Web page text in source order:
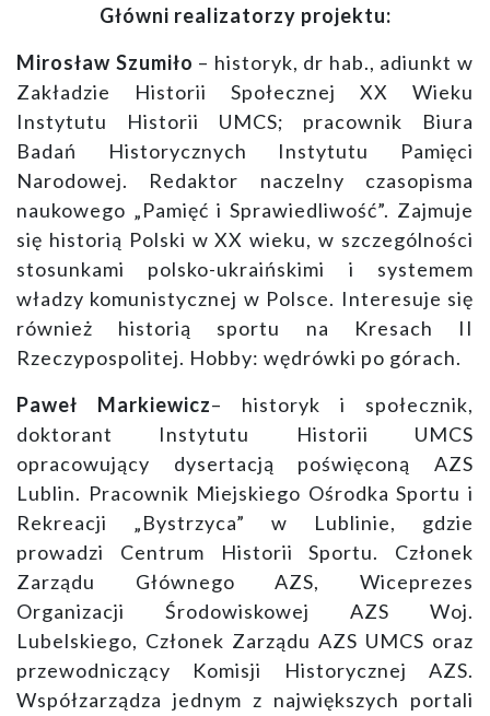
Główni realizatorzy projektu:
Mirosław Szumiło – historyk, dr hab., adiunkt w
Zakładzie Historii Społecznej XX Wieku
Instytutu Historii UMCS; pracownik Biura
Badań Historycznych Instytutu Pamięci
Narodowej. Redaktor naczelny czasopisma
naukowego „Pamięć i Sprawiedliwość”. Zajmuje
się historią Polski w XX wieku, w szczególności
stosunkami polsko-ukraińskimi i systemem
władzy komunistycznej w Polsce. Interesuje się
również historią sportu na Kresach II
Rzeczypospolitej. Hobby: wędrówki po górach.
Paweł Markiewicz– historyk i społecznik,
doktorant Instytutu Historii UMCS
opracowujący dysertacją poświęconą AZS
Lublin. Pracownik Miejskiego Ośrodka Sportu i
Rekreacji „Bystrzyca” w Lublinie, gdzie
prowadzi Centrum Historii Sportu. Członek
Zarządu Głównego AZS, Wiceprezes
Organizacji Środowiskowej AZS Woj.
Lubelskiego, Członek Zarządu AZS UMCS oraz
przewodniczący Komisji Historycznej AZS.
Współzarządza jednym z największych portali